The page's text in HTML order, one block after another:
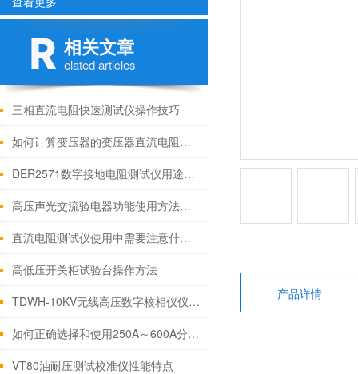
相关文章
elated articles
三相直流电阻快速测试仪操作技巧
如何计算变压器的变压器直流电阻不平衡
DER2571数字接地电阻测试仪用途有哪些？
高压声光交流验电器功能使用方法及注意事项
直流电阻测试仪使用中需要注意什么？
高低压开关柜试验台操作方法
TDWH-10KV无线高压数字核相仪仪器特点
如何正确选择和使用250A～600A分流器
VT80油耐压测试校准仪性能特点
产品详情